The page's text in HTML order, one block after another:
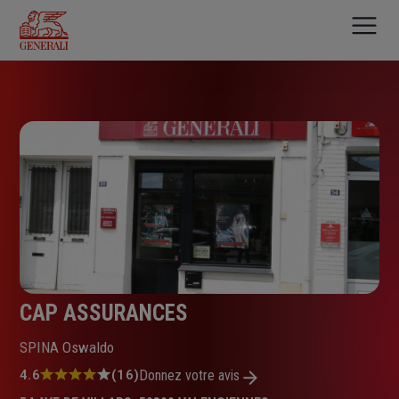
contenu
principal
CAP ASSURANCES
SPINA Oswaldo
Note
4.6 (16)Donnez votre avis